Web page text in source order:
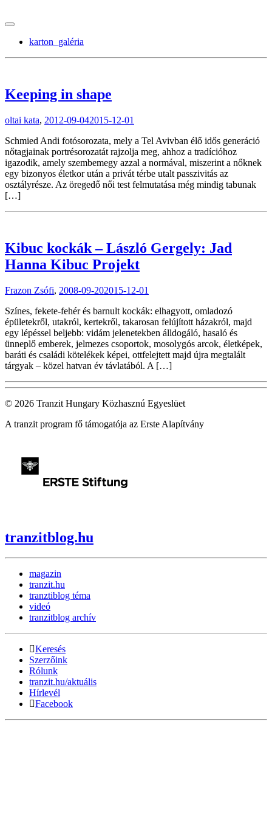
karton_galéria
Keeping in shape
oltai kata, 2012-09-042015-12-01
Schmied Andi fotósorozata, mely a Tel Avivban élő idős generáció
nőtagjainak portrésorozatát rajzolja meg, ahhoz a tradícióhoz
igazodik, amely szembemegy azzal a normával, miszerint a nőknek
egy bizonyos életkor után a privát térbe utalt passzivitás az
osztályrésze. Az öregedő női test felmutatása még mindig tabunak
[…]
Kibuc kockák – László Gergely: Jad
Hanna Kibuc Projekt
Frazon Zsófi, 2008-09-202015-12-01
Színes, fekete-fehér és barnult kockák: elhagyott, omladozó
épületekről, utakról, kertekről, takarosan felújított házakról, majd
egy lépéssel beljebb: vidám jelenetekben álldogáló, hasaló és
ünneplő emberek, jelmezes csoportok, mosolygós arcok, életképek,
baráti és családi kötelékek képei, ottfelejtett majd újra megtalált
tárgyak – közel hatvan év távlatából. A […]
© 2026 Tranzit Hungary Közhasznú Egyeslüet
A tranzit program fő támogatója az Erste Alapítvány
tranzitblog.hu
magazin
tranzit.hu
tranztiblog téma
videó
tranzitblog archív
Keresés
Szerzőink
Rólunk
tranzit.hu/aktuális
Hírlevél
Facebook